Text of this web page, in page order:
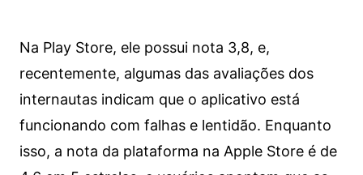
Na Play Store, ele possui nota 3,8, e,
recentemente, algumas das avaliações dos
internautas indicam que o aplicativo está
funcionando com falhas e lentidão. Enquanto
isso, a nota da plataforma na Apple Store é de